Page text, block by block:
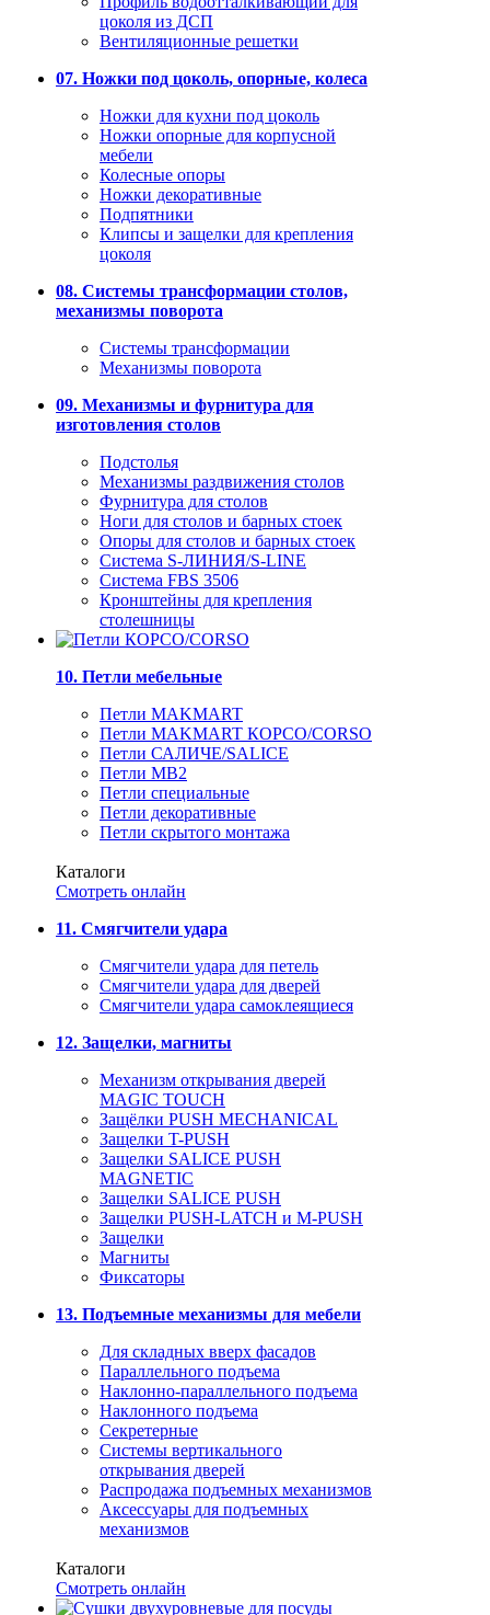
цоколя из ДСП
Вентиляционные решетки
07. Ножки под цоколь, опорные, колеса
Ножки для кухни под цоколь
Ножки опорные для корпусной
мебели
Колесные опоры
Ножки декоративные
Подпятники
Клипсы и защелки для крепления
цоколя
08. Системы трансформации столов,
механизмы поворота
Системы трансформации
Механизмы поворота
09. Механизмы и фурнитура для
изготовления столов
Подстолья
Механизмы раздвижения столов
Фурнитура для столов
Ноги для столов и барных стоек
Опоры для столов и барных стоек
Система S-ЛИНИЯ/S-LINE
Система FBS 3506
Кронштейны для крепления
столешницы
10. Петли мебельные
Петли MAKMART
Петли MAKMART КОРСО/CORSO
Петли САЛИЧЕ/SALICE
Петли MB2
Петли специальные
Петли декоративные
Петли скрытого монтажа
Каталоги
Смотреть онлайн
11. Смягчители удара
Смягчители удара для петель
Смягчители удара для дверей
Cмягчители удара самоклеящиеся
12. Защелки, магниты
Механизм открывания дверей
MAGIC TOUCH
Защёлки PUSH MECHANICAL
Защелки T-PUSH
Защелки SALICE PUSH
MAGNETIC
Защелки SALICE PUSH
Защелки PUSH-LATCH и M-PUSH
Защелки
Магниты
Фиксаторы
13. Подъемные механизмы для мебели
Для складных вверх фасадов
Параллельного подъема
Наклонно-параллельного подъема
Наклонного подъема
Секретерные
Системы вертикального
открывания дверей
Распродажа подъемных механизмов
Аксессуары для подъемных
механизмов
Каталоги
Смотреть онлайн